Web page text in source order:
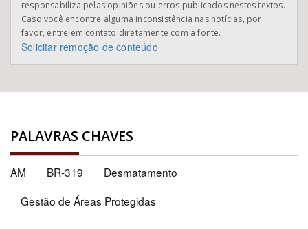
responsabiliza pelas opiniões ou erros publicados nestes textos.
Caso você encontre alguma inconsistência nas notícias, por
favor, entre em contato diretamente com a fonte.
Solicitar remoção de conteúdo
PALAVRAS CHAVES
AM BR-319
Desmatamento
Gestão de Áreas Protegidas